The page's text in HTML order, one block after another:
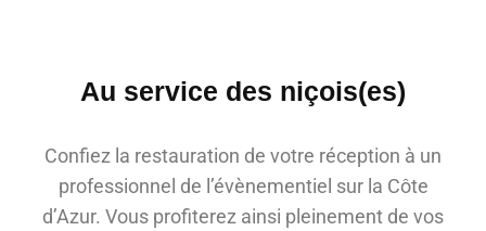
Au service des niçois(es)
Confiez la restauration de votre réception à un
professionnel de l’évènementiel sur la Côte
d’Azur. Vous profiterez ainsi pleinement de vos